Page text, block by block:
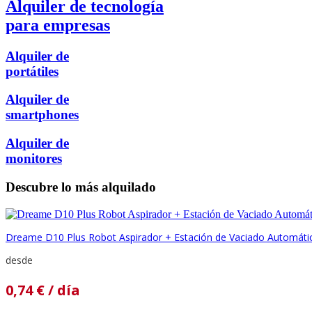
Alquiler de tecnología
para empresas
Alquiler de
portátiles
Alquiler de
smartphones
Alquiler de
monitores
Descubre lo más alquilado
Dreame D10 Plus Robot Aspirador + Estación de Vaciado
desde
0,74€/ día